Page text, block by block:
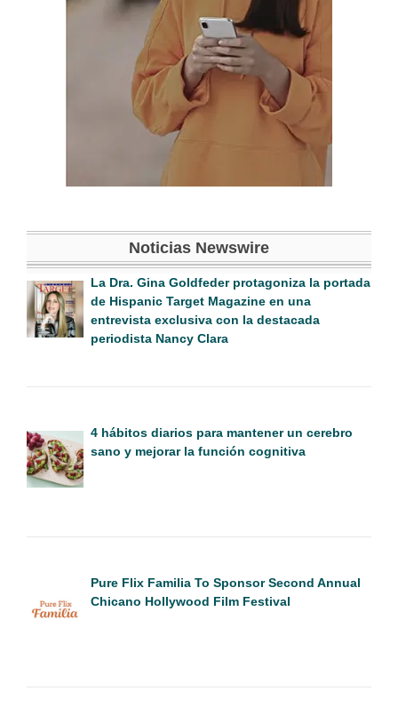
Noticias Newswire
La Dra. Gina Goldfeder protagoniza la portada
de Hispanic Target Magazine en una
entrevista exclusiva con la destacada
periodista Nancy Clara
4 hábitos diarios para mantener un cerebro
sano y mejorar la función cognitiva
Pure Flix Familia To Sponsor Second Annual
Chicano Hollywood Film Festival